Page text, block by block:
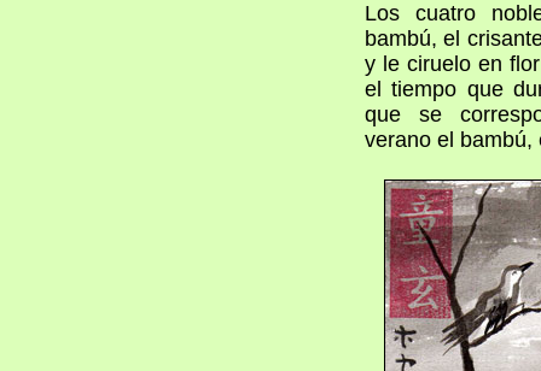
Los cuatro
bambú, el
y le ciruelo en
el tiempo que
que se
verano el bambú,